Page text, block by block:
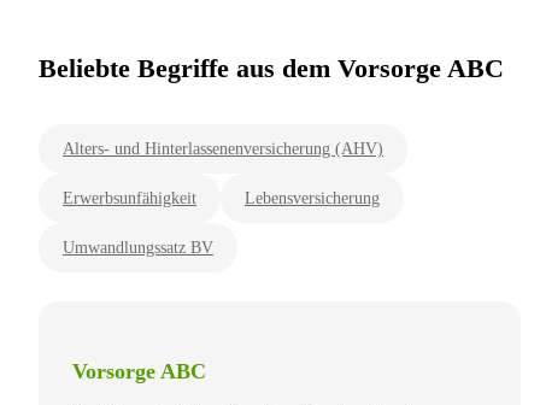
Beliebte Begriffe aus dem Vorsorge ABC
Alters- und Hinterlassenenversicherung (AHV)
Erwerbsunfähigkeit Lebensversicherung
Umwandlungssatz BV
Vorsorge ABC